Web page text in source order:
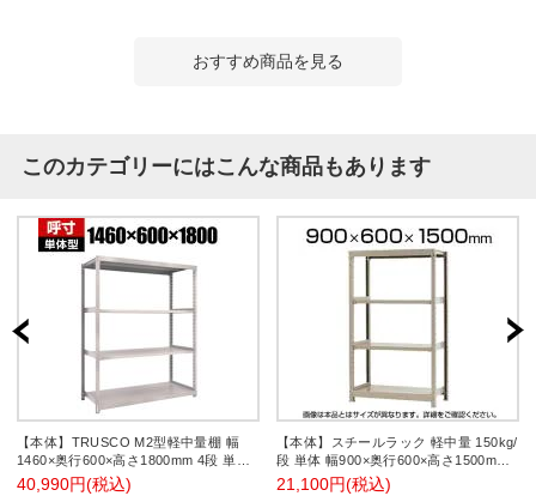
おすすめ商品を見る
このカテゴリーにはこんな商品もあります
【本体】TRUSCO M2型軽中量棚 幅
1460×奥行600×高さ1800mm 4段 単体
ネオグレー 506-8304
40,990円(税込)
【本体】スチールラック 軽中量 150kg/
段 単体 幅900×奥行600×高さ1500mm-
4段
21,100円(税込)